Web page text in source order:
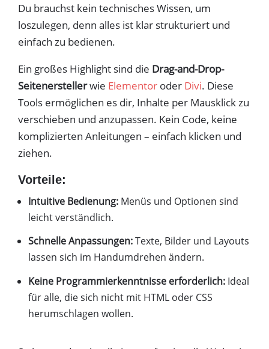
Du brauchst kein technisches Wissen, um
loszulegen, denn alles ist klar strukturiert und
einfach zu bedienen.
Ein großes Highlight sind die Drag-and-Drop-
Seitenerstellerwie Elementor oder Divi. Diese
Tools ermöglichen es dir, Inhalte per Mausklick zu
verschieben und anzupassen. Kein Code, keine
komplizierten Anleitungen – einfach klicken und
ziehen.
Vorteile:
Intuitive Bedienung: Menüs und Optionen sind
leicht verständlich.
Schnelle Anpassungen:Texte, Bilder und Layouts
lassen sich im Handumdrehen ändern.
Keine Programmierkenntnisse erforderlich: Ideal
für alle, die sich nicht mit HTML oder CSS
herumschlagen wollen.